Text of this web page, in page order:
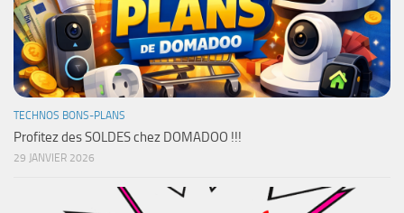
TECHNOS BONS-PLANS
Profitez des SOLDES chez DOMADOO !!!
29 JANVIER 2026